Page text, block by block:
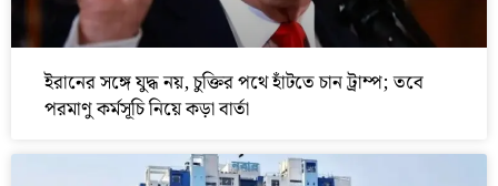
ইরানের সঙ্গে যুদ্ধ নয়, চুক্তির পথে হাঁটতে চান ট্রাম্প; তবে
পরমাণু কর্মসূচি নিয়ে কড়া বার্তা